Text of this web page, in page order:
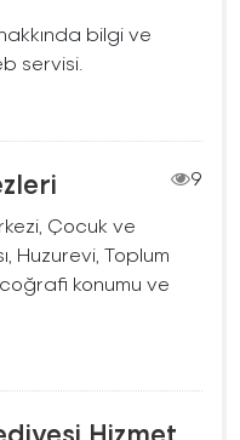
bilgi ve
servisi.
9
Çocuk ve
Huzurevi, Toplum
coğrafi konumu ve